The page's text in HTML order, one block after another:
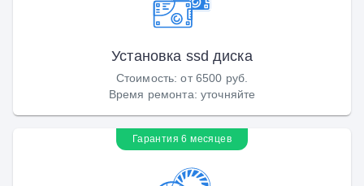
Установка ssd диска
Стоимость:от 6500 руб.
Время ремонта: уточняйте
Гарантия 6 месяцев